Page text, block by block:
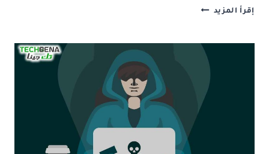
إقرأ المزيد الأمن
اهميته،
تحدياته،
واكثر